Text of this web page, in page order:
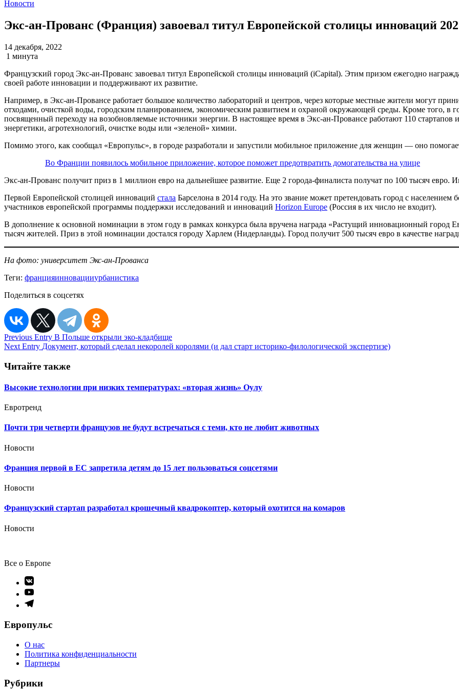
Новости
Экс-ан-Прованс (Франция) завоевал титул Европейской столицы инноваций
14 декабря, 2022
1 минута
Французский город Экс-ан-Прованс завоевал титул Европейской столицы инноваций (iCapital). Этим призом ежегодно
своей работе инновации и поддерживают их развитие.
Например, в Экс-ан-Провансе работает большое количество лабораторий и центров, через которые местные жители могут
отходами, очисткой воды, городским планированием, экономическим развитием и охраной окружающей среды. Кроме того, в
посвященный переходу на возобновляемые источники энергии. В настоящее время в Экс-ан-Провансе работают 110
энергетики, агротехнологий, очистке воды или «зеленой» химии.
Помимо этого, как сообщал «Европульс», в городе разработали и запустили мобильное приложение для женщин — оно
Во Франции появилось мобильное приложение, которое поможет предотвратить домогательства на улице
Экс-ан-Прованс получит приз в 1 миллион евро на дальнейшее развитие. Еще 2 города-финалиста получат по 100 тысяч
Первой Европейской столицей инноваций стала Барселона в 2014 году. На это звание может претендовать город с
участников европейской программы поддержки исследований и инноваций Horizon Europe (Россия в их число не входит).
В дополнение к основной номинации в этом году в рамках конкурса была вручена награда «Растущий инновационный город
тысяч жителей. Приз в этой номинации достался городу Харлем (Нидерланды). Город получит 500 тысяч евро в качестве
На фото: университет Экс-ан-Прованса
Теги: францияинновацииурбанистика
Поделиться в соцсетях
Навигация
по
записям
Previous Entry В Польше открыли эко-кладбище
Next Entry Документ, который сделал некоролей королями (и дал старт историко-филологической экспертизе)
Читайте также
Высокие технологии при низких температурах: «вторая жизнь» Оулу
Евротренд
Почти три четверти французов не будут встречаться с теми, кто не любит животных
Новости
Франция первой в ЕС запретила детям до 15 лет пользоваться соцсетями
Новости
Французский стартап разработал крошечный квадрокоптер, который охотится на комаров
Новости
Все о Европе
Элемент
меню
Элемент
меню
Элемент
Европульс
О нас
Политика конфиденциальности
Партнеры
Рубрики